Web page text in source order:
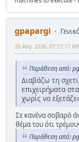
gpapargi
26 Απρ 2026, 07:57:17
Παράθεση από:
Διαβάζω τη
επιχειρήματα
χωρίς να
Σε κανένα σοβαρό
θέμα του ότι
Παράθεση από: